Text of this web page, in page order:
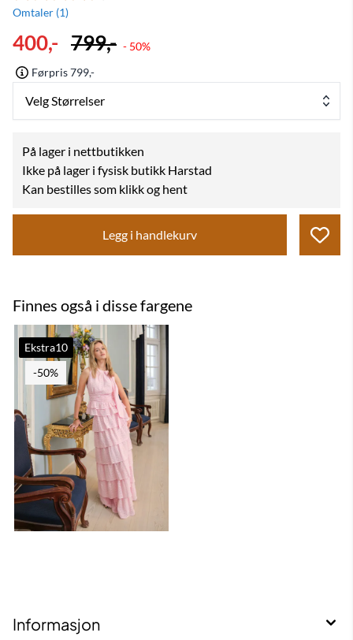
Omtaler (1)
400,- 799,- - 50%
Førpris 799,-
Velg Størrelser
På lager i nettbutikken
Ikke på lager i fysisk butikk Harstad
Kan bestilles som klikk og hent
Legg i handlekurv
Finnes også i disse fargene
Ekstra10
-50%
Informasjon